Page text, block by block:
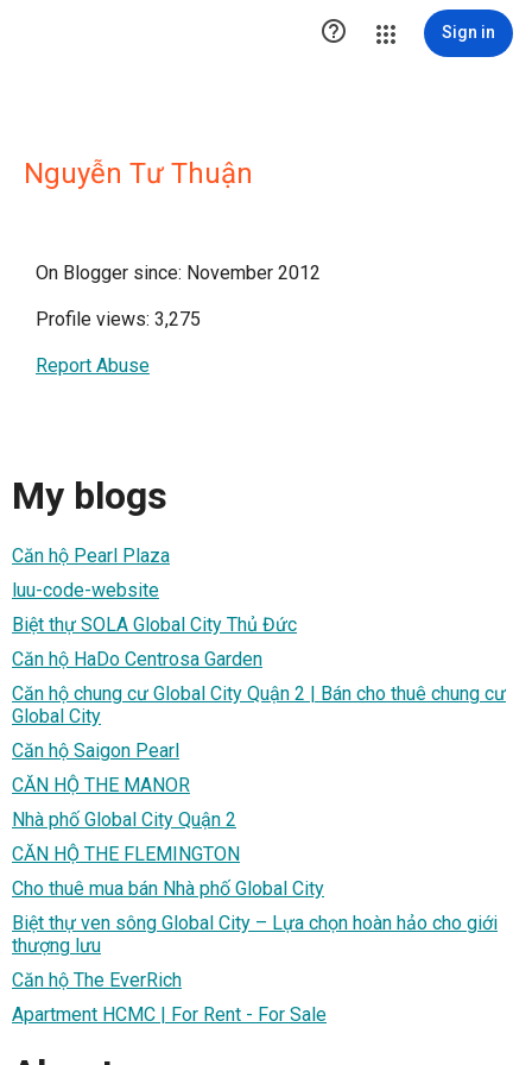
 Sign in
Nguyễn Tư Thuận
On Blogger since: November 2012
Profile views: 3,275
Report Abuse
My blogs
Căn hộ Pearl Plaza
luu-code-website
Biệt thự SOLA Global City Thủ Đức
Căn hộ HaDo Centrosa Garden
Căn hộ chung cư Global City Quận 2 | Bán cho thuê chung cư
Global City
Căn hộ Saigon Pearl
CĂN HỘ THE MANOR
Nhà phố Global City Quận 2
CĂN HỘ THE FLEMINGTON
Cho thuê mua bán Nhà phố Global City
Biệt thự ven sông Global City – Lựa chọn hoàn hảo cho giới
thượng lưu
Căn hộ The EverRich
Apartment HCMC | For Rent - For Sale